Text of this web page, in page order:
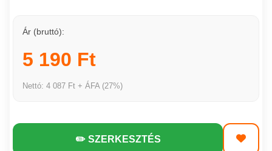
Ár (bruttó):
5 190 Ft
Nettó: 4 087 Ft + ÁFA (27%)
✏️ SZERKESZTÉS